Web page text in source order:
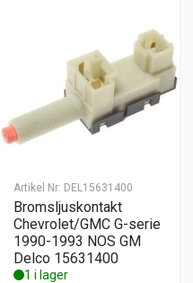
Artikel Nr: DEL15631400
Bromsljuskontakt
Chevrolet/GMC G-serie
1990-1993 NOS GM
Delco 15631400
1 i lager